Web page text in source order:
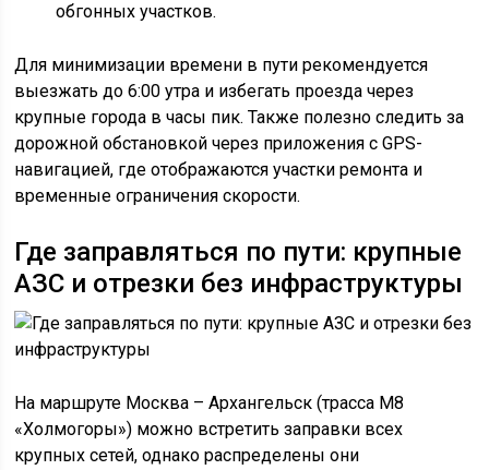
обгонных участков.
Для минимизации времени в пути рекомендуется
выезжать до 6:00 утра и избегать проезда через
крупные города в часы пик. Также полезно следить за
дорожной обстановкой через приложения с GPS-
навигацией, где отображаются участки ремонта и
временные ограничения скорости.
Где заправляться по пути: крупные
АЗС и отрезки без инфраструктуры
На маршруте Москва – Архангельск (трасса М8
«Холмогоры») можно встретить заправки всех
крупных сетей, однако распределены они